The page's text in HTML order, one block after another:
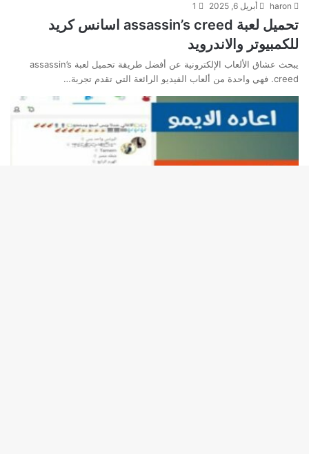
haron أبريل 6, 2025 1
تحميل لعبة assassin’s creed اسانس كريد
للكمبيوتر والاندرويد
يبحث عشاق الألعاب الإلكترونية عن أفضل طريقة تحميل لعبة assassin’s
creed. فهي واحدة من ألعاب الفيديو الرائعة التي تقدم تجربة…